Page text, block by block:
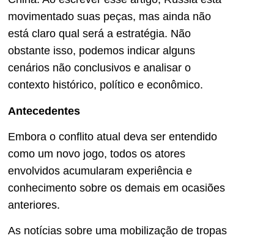
movimentado suas peças, mas ainda não
está claro qual será a estratégia. Não
obstante isso, podemos indicar alguns
cenários não conclusivos e analisar o
contexto histórico, político e econômico.
Antecedentes
Embora o conflito atual deva ser entendido
como um novo jogo, todos os atores
envolvidos acumularam experiência e
conhecimento sobre os demais em ocasiões
anteriores.
As notícias sobre uma mobilização de tropas